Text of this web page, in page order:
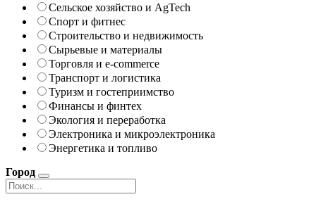
Сельское хозяйство и AgTech
Спорт и фитнес
Строительство и недвижимость
Сырьевые и материалы
Торговля и e-commerce
Транспорт и логистика
Туризм и гостеприимство
Финансы и финтех
Экология и переработка
Электроника и микроэлектроника
Энергетика и топливо
Город